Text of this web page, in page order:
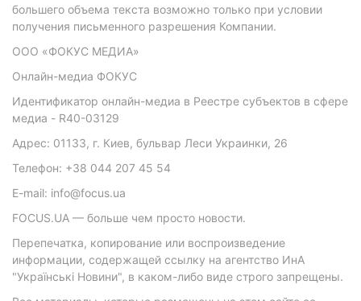
большего объема текста возможно только при условии
получения письменного разрешения Компании.
ООО «ФОКУС МЕДИА»
Онлайн-медиа ФОКУС
Идентификатор онлайн-медиа в Реестре субъектов в сфере
медиа - R40-03129
Адрес: 01133, г. Киев, бульвар Леси Украинки, 26
Телефон: +38 044 207 45 54
E-mail: info@focus.ua
FOCUS.UA — больше чем просто новости.
Перепечатка, копирование или воспроизведение
информации, содержащей ссылку на агентство ИнА
"Українські Новини", в каком-либо виде строго запрещены.